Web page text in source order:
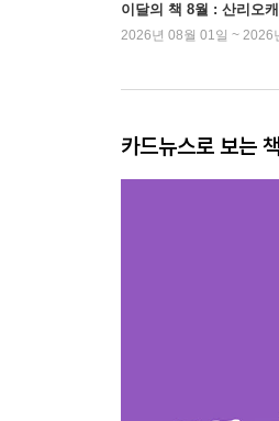
이달의 책 8월 : 산리오
2026년 08월 01일 ~ 2026
카드뉴스로 보는 책